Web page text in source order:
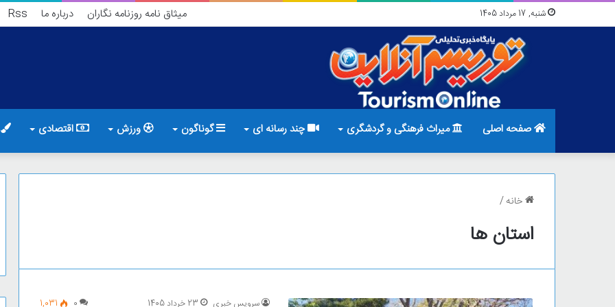
شنبه, 17 مرداد 1405 میثاق نامه روزنامه نگاران درباره ما Rss
صفحه اصلی میراث فرهنگی و گردشگری چند رسانه ای گوناگون ورزش اقتصادی
خانه/
استان ها
سرویس خبری 23 خرداد 1405 0
1,031